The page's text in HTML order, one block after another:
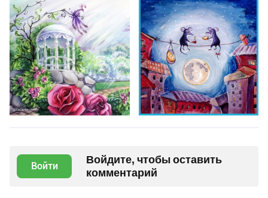
Войти
Войдите, чтобы оставить
комментарий